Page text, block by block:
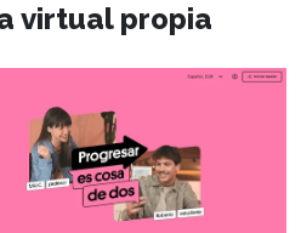
virtual propia